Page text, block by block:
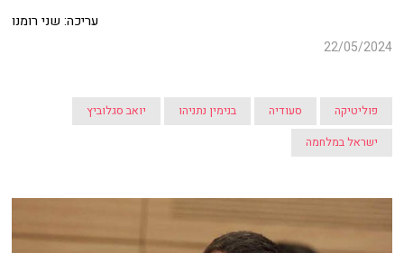
עריכה: שני רומנו
22/05/2024
פוליטיקה סעודיה בנימין נתניהו
יואב סגלוביץ
ישראל במלחמה